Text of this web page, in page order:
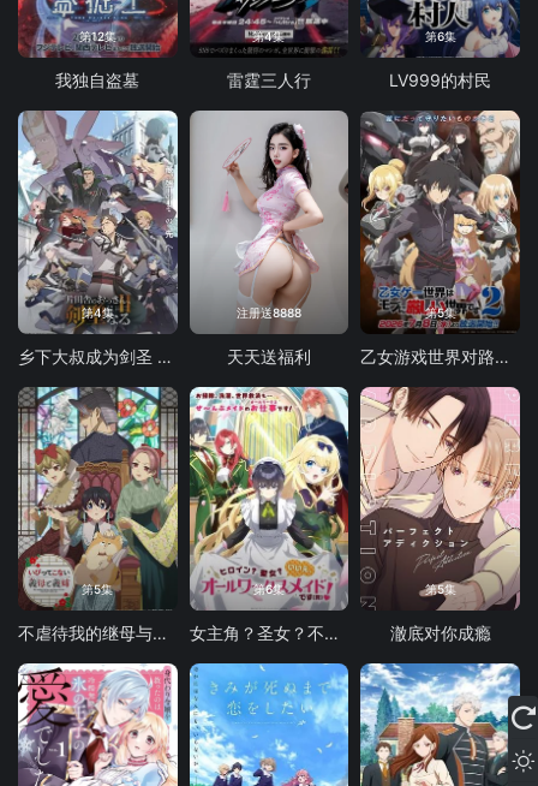
第12集
我独自盗墓
第4集
雷霆三人行
第6集
LV999的村民
第4集
乡下大叔成为剑圣 第二季
注册送8888
天天送福利
第5集
乙女游戏世界对路人角色很不友好 第二季
第5集
不虐待我的继母与继姐
第6集
女主角？圣女？不，我是杂役女仆（自豪）
第5集
澈底对你成瘾